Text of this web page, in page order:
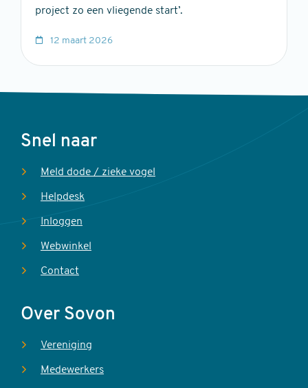
project zo een vliegende start’.
12 maart 2026
Voet
Snel naar
Meld dode / zieke vogel
Helpdesk
Inloggen
Webwinkel
Contact
Over Sovon
Vereniging
Medewerkers